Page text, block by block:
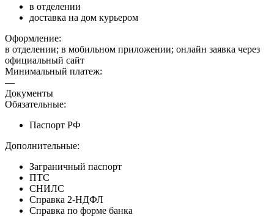
в отделении
доставка на дом курьером
Оформление:
в отделении; в мобильном приложении; онлайн заявка через
официальный сайт
Минимальный платеж:
—
Документы
Обязательные:
Паспорт РФ
Дополнительные:
Заграничный паспорт
ПТС
СНИЛС
Справка 2-НДФЛ
Справка по форме банка